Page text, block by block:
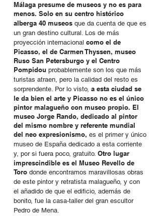
Málaga presume de museos y no es para
menos. Solo en su centro histórico
alberga 40 museos que da cuenta de que es
un gran destino cultural. Los de más
proyección internacional como el de
Picasso, el de Carmen Thyssen, museo
Ruso San Petersburgo y el Centro
Pompidou probablemente son los que más
turistas atraen, pero la calidad del resto es
sorprendente. Por lo visto, a esta ciudad se
le da bien el arte y Picasso no es el único
pintor malagueño con museo propio. El
museo Jorge Rando, dedicado al pintor
del mismo nombre y referente mundial
del neo expresionismo, es el primer y único
museo de España dedicado a esta corriente
y, por si fuera poco, gratuito. Otro lugar
imprescindible es el Museo Revello de
Toro donde encontramos maravillosas obras
de este pintor y retratista malagueño, y con
el añadido de que el edificio, además de
bonito, fue la casa-taller del gran escultor
Pedro de Mena.